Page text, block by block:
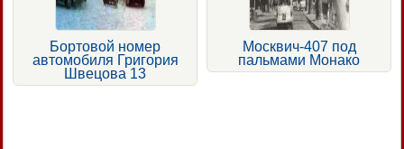
Бортовой номер
автомобиля Григория
Швецова 13
Москвич-407 под
пальмами Монако